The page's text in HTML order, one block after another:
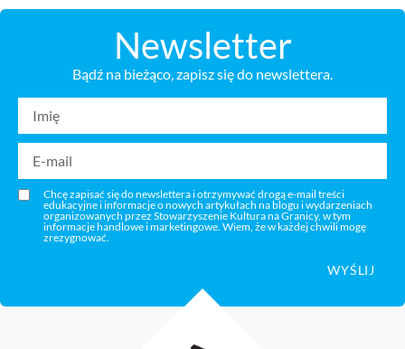
Newsletter
Bądź na bieżąco, zapisz się do newslettera.
Chcę zapisać się do newslettera i otrzymywać drogą e-mail treści
edukacyjne i informacje o nowych artykułach na blogu i wydarzeniach
organizowanych przez Stowarzyszenie Kultura na Granicy, w tym
informacje handlowe i marketingowe. Wiem, że w każdej chwili mogę
zrezygnować.
WYŚLIJ